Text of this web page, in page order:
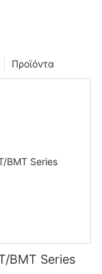
Προϊόντα
BMT Series